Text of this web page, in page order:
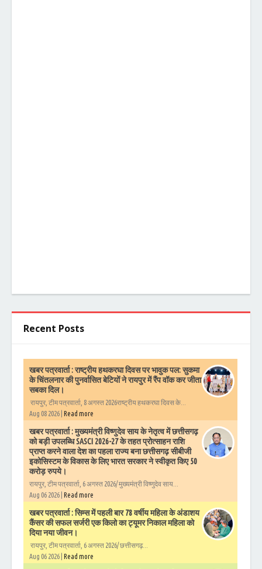
Recent Posts
खबर पत्रवार्ता : राष्ट्रीय हथकरघा दिवस पर भावुक पल: सुकमा
के चिंतलनार की पुनर्वासित बेटियों ने रायपुर में रैंप वॉक कर जीता
सबका दिल।
रायपुर, टीम पत्रवार्ता, 8 अगस्त 2026राष्ट्रीय हथकरघा दिवस के...
Aug 08 2026 | Read more
खबर पत्रवार्ता : मुख्यमंत्री विष्णुदेव साय के नेतृत्व में छत्तीसगढ़
को बड़ी उपलब्धि SASCI 2026-27 के तहत प्रोत्साहन राशि
प्राप्त करने वाला देश का पहला राज्य बना छत्तीसगढ़ सीबीजी
इकोसिस्टम के विकास के लिए भारत सरकार ने स्वीकृत किए 50
करोड़ रुपये।
रायपुर, टीम पत्रवार्ता, 6 अगस्त 2026/ मुख्यमंत्री विष्णुदेव साय...
Aug 06 2026 | Read more
खबर पत्रवार्ता : सिम्स में पहली बार 78 वर्षीय महिला के अंडाशय
कैंसर की सफल सर्जरी एक किलो का ट्यूमर निकाल महिला को
दिया नया जीवन।
रायपुर, टीम पत्रवार्ता, 6 अगस्त 2026/ छत्तीसगढ़...
Aug 06 2026 | Read more